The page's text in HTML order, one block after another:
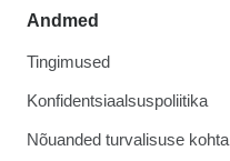
Andmed
Tingimused
Konfidentsiaalsuspoliitika
Nõuanded turvalisuse kohta